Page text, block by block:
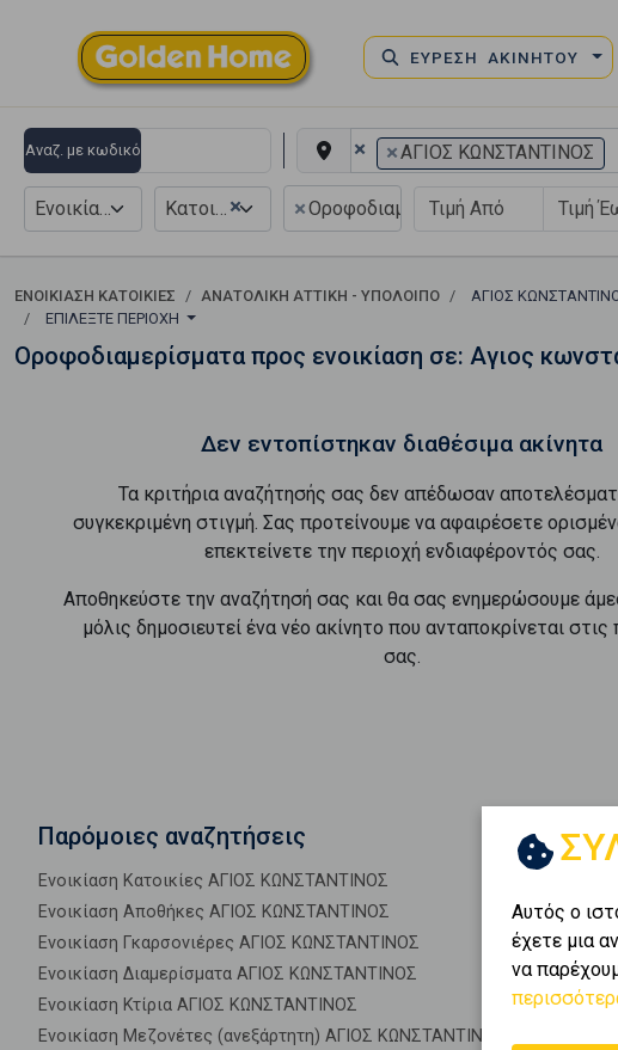
ΕΥΡΕΣΗ ΑΚΙΝΗΤΟΥ
Αναζ. με κωδικό × ×ΑΓΙΟΣ ΚΩΝΣΤΑΝΤΙΝΟΣ
×
Κατοικία ×Οροφοδιαμέρισμα
ΕΝΟΙΚΊΑΣΗ ΚΑΤΟΙΚΊΕΣ ΑΝΑΤΟΛΙΚΗ ΑΤΤΙΚΗ - ΥΠΟΛΟΙΠΟ
ΑΓΙΟΣ
ΕΠΙΛΈΞΤΕ ΠΕΡΙΟΧΉ
Οροφοδιαμερίσματα προς ενοικίαση σε: Αγιος
Δεν εντοπίστηκαν διαθέσιμα ακίνητα
Τα κριτήρια αναζήτησής σας δεν απέδωσαν
συγκεκριμένη στιγμή. Σας προτείνουμε να αφαιρέσετε
επεκτείνετε την περιοχή ενδιαφέροντός σας.
Αποθηκεύστε την αναζήτησή σας και θα σας ενημερώσουμε
μόλις δημοσιευτεί ένα νέο ακίνητο που ανταποκρίνεται στις
σας.
Παρόμοιες αναζητήσεις
Ενοικίαση Κατοικίες ΑΓΙΟΣ ΚΩΝΣΤΑΝΤΙΝΟΣ
Ενοικίαση Αποθήκες ΑΓΙΟΣ ΚΩΝΣΤΑΝΤΙΝΟΣ
Ενοικίαση Γκαρσονιέρες ΑΓΙΟΣ ΚΩΝΣΤΑΝΤΙΝΟΣ
Ενοικίαση Διαμερίσματα ΑΓΙΟΣ ΚΩΝΣΤΑΝΤΙΝΟΣ
Ενοικίαση Κτίρια ΑΓΙΟΣ ΚΩΝΣΤΑΝΤΙΝΟΣ
Ενοικίαση Μεζονέτες (ανεξάρτητη) ΑΓΙΟΣ ΚΩΝΣΤΑΝΤΙΝΟΣ
Αυτός ο
έχετε μια
να